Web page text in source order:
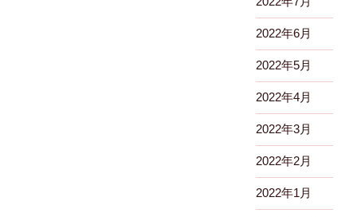
2022年6月
2022年5月
2022年4月
2022年3月
2022年2月
2022年1月